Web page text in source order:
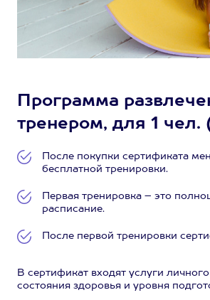
Программа
тренером, для 1 чел.
После покупки сертификата
бесплатной тренировки.
Первая тренировка – это
расписание.
После первой тренировки
В сертификат входят услуги
состояния здоровья и уровня